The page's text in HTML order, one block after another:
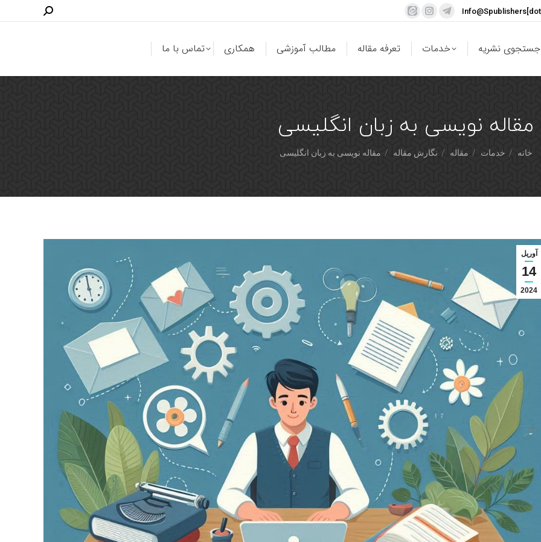
جستجوی نشریه خدمات تعرفه مقاله مطالب آموزشی همکاری تماس با ما
مقاله نویسی به زبان انگلیسی
شما اینجا هستید:
خانه خدمات مقاله نگارش مقاله مقاله نویسی به زبان انگلیسی
آوریل
14
2024